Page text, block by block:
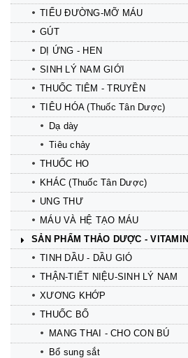
TIỂU ĐƯỜNG-MỠ MÁU
GÚT
DỊ ỨNG - HEN
SINH LÝ NAM GIỚI
THUỐC TIÊM - TRUYỀN
TIÊU HÓA (Thuốc Tân Dược)
Dạ dày
Tiêu chảy
THUỐC HO
KHÁC (Thuốc Tân Dược)
UNG THƯ
MÁU VÀ HỆ TẠO MÁU
SẢN PHẨM THẢO DƯỢC - VITAMIN
TINH DẦU - DẦU GIÓ
THẬN-TIẾT NIỆU-SINH LÝ NAM
XƯƠNG KHỚP
THUỐC BỔ
MANG THAI - CHO CON BÚ
Bổ sung sắt